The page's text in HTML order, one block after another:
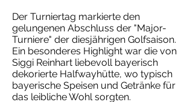
Der Turniertag markierte den
gelungenen Abschluss der "Major-
Turniere" der diesjährigen Golfsaison.
Ein besonderes Highlight war die von
Siggi Reinhart liebevoll bayerisch
dekorierte Halfwayhütte, wo typisch
bayerische Speisen und Getränke für
das leibliche Wohl sorgten.